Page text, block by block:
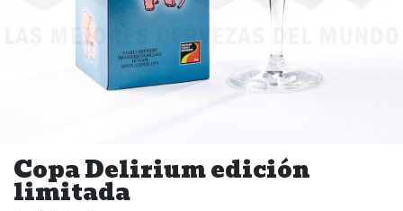
Copa Delirium edición
limitada